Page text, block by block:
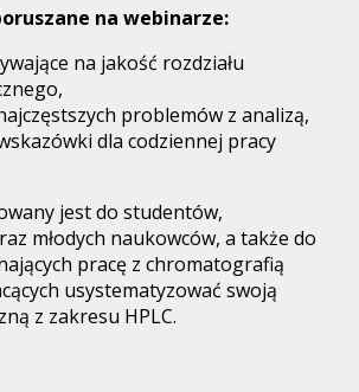
na webinarze:
na jakość rozdziału
problemów z analizą,
dla codziennej pracy
jest do studentów,
młodych naukowców, a także do
pracę z chromatografią
usystematyzować swoją
z zakresu HPLC.